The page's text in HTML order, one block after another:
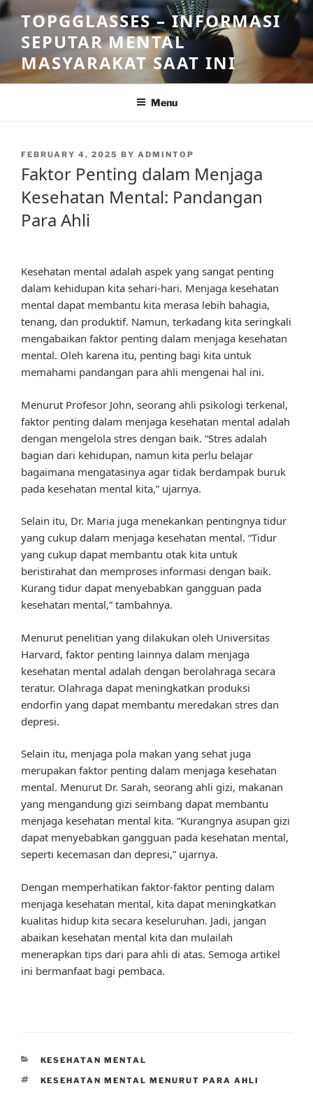
Skip
to
content
TOPGGLASSES – INFORMASI
SEPUTAR MENTAL
MASYARAKAT SAAT INI
Menu
POSTED
FEBRUARY 4, 2025 BY ADMINTOP
Faktor Penting dalam Menjaga
Kesehatan Mental: Pandangan
Para Ahli
Kesehatan mental adalah aspek yang sangat penting
dalam kehidupan kita sehari-hari. Menjaga kesehatan
mental dapat membantu kita merasa lebih bahagia,
tenang, dan produktif. Namun, terkadang kita seringkali
mengabaikan faktor penting dalam menjaga kesehatan
mental. Oleh karena itu, penting bagi kita untuk
memahami pandangan para ahli mengenai hal ini.
Menurut Profesor John, seorang ahli psikologi terkenal,
faktor penting dalam menjaga kesehatan mental adalah
dengan mengelola stres dengan baik. “Stres adalah
bagian dari kehidupan, namun kita perlu belajar
bagaimana mengatasinya agar tidak berdampak buruk
pada kesehatan mental kita,” ujarnya.
Selain itu, Dr. Maria juga menekankan pentingnya tidur
yang cukup dalam menjaga kesehatan mental. “Tidur
yang cukup dapat membantu otak kita untuk
beristirahat dan memproses informasi dengan baik.
Kurang tidur dapat menyebabkan gangguan pada
kesehatan mental,” tambahnya.
Menurut penelitian yang dilakukan oleh Universitas
Harvard, faktor penting lainnya dalam menjaga
kesehatan mental adalah dengan berolahraga secara
teratur. Olahraga dapat meningkatkan produksi
endorfin yang dapat membantu meredakan stres dan
depresi.
Selain itu, menjaga pola makan yang sehat juga
merupakan faktor penting dalam menjaga kesehatan
mental. Menurut Dr. Sarah, seorang ahli gizi, makanan
yang mengandung gizi seimbang dapat membantu
menjaga kesehatan mental kita. “Kurangnya asupan gizi
dapat menyebabkan gangguan pada kesehatan mental,
seperti kecemasan dan depresi,” ujarnya.
Dengan memperhatikan faktor-faktor penting dalam
menjaga kesehatan mental, kita dapat meningkatkan
kualitas hidup kita secara keseluruhan. Jadi, jangan
abaikan kesehatan mental kita dan mulailah
menerapkan tips dari para ahli di atas. Semoga artikel
ini bermanfaat bagi pembaca.
CATEGORIES
KESEHATAN MENTAL
TAGS
KESEHATAN MENTAL MENURUT PARA AHLI